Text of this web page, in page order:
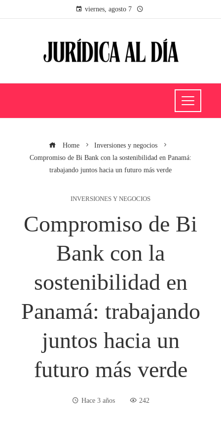
viernes, agosto 7
Home
Inversiones y negocios
Compromiso de Bi Bank con la sostenibilidad en Panamá:
trabajando juntos hacia un futuro más verde
INVERSIONES Y NEGOCIOS
Compromiso de Bi
Bank con la
sostenibilidad en
Panamá: trabajando
juntos hacia un
futuro más verde
Hace 3 años 242